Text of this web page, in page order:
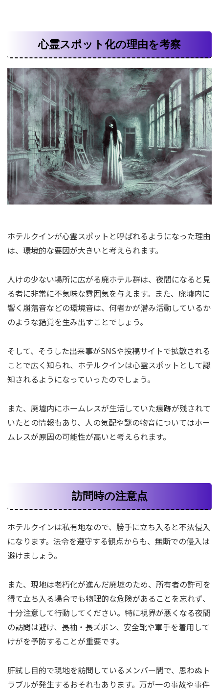
心霊スポット化の理由を考察
ホテルクインが心霊スポットと呼ばれるようになった理由
は、環境的な要因が大きいと考えられます。
人けの少ない場所に広がる廃ホテル群は、夜間になると見
る者に非常に不気味な雰囲気を与えます。また、廃墟内に
響く崩落音などの環境音は、何者かが潜み活動しているか
のような錯覚を生み出すことでしょう。
そして、そうした出来事がSNSや投稿サイトで拡散される
ことで広く知られ、ホテルクインは心霊スポットとして認
知されるようになっていったのでしょう。
また、廃墟内にホームレスが生活していた痕跡が残されて
いたとの情報もあり、人の気配や謎の物音についてはホー
ムレスが原因の可能性が高いと考えられます。
訪問時の注意点
ホテルクインは私有地なので、勝手に立ち入ると不法侵入
になります。法令を遵守する観点からも、無断での侵入は
避けましょう。
また、現地は老朽化が進んだ廃墟のため、所有者の許可を
得て立ち入る場合でも物理的な危険があることを忘れず、
十分注意して行動してください。特に視界が悪くなる夜間
の訪問は避け、長袖・長ズボン、安全靴や軍手を着用して
けがを予防することが重要です。
肝試し目的で現地を訪問しているメンバー間で、思わぬト
ラブルが発生するおそれもあります。万が一の事故や事件